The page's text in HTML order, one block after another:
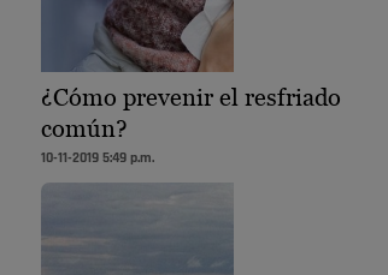
¿Cómo prevenir el resfriado
común?
10-11-2019 5:49 p.m.